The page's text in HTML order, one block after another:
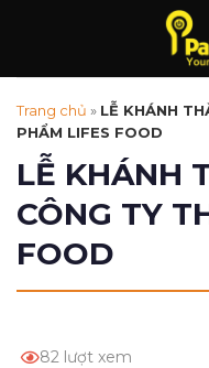
Trang chủ » LỄ KHÁNH
PHẨM LIFES FOOD
LỄ KHÁNH
CÔNG TY
FOOD
82 lượt xem